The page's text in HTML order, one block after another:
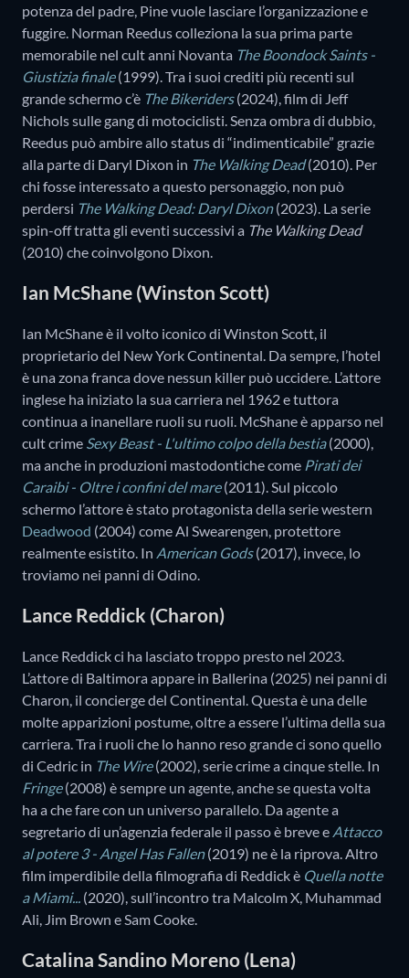
potenza del padre, Pine vuole lasciare l’organizzazione e
fuggire. Norman Reedus colleziona la sua prima parte
memorabile nel cult anni Novanta The Boondock Saints -
Giustizia finale(1999). Tra i suoi crediti più recenti sul
grande schermo c’è The Bikeriders(2024), film di Jeff
Nichols sulle gang di motociclisti. Senza ombra di dubbio,
Reedus può ambire allo status di “indimenticabile” grazie
alla parte di Daryl Dixon in The Walking Dead(2010). Per
chi fosse interessato a questo personaggio, non può
perdersi The Walking Dead: Daryl Dixon(2023). La serie
spin-off tratta gli eventi successivi a The Walking Dead
(2010) che coinvolgono Dixon.
Ian McShane (Winston Scott)
Ian McShane è il volto iconico di Winston Scott, il
proprietario del New York Continental. Da sempre, l’hotel
è una zona franca dove nessun killer può uccidere. L’attore
inglese ha iniziato la sua carriera nel 1962 e tuttora
continua a inanellare ruoli su ruoli. McShane è apparso nel
cult crime Sexy Beast - L'ultimo colpo della bestia(2000),
ma anche in produzioni mastodontiche come Pirati dei
Caraibi - Oltre i confini del mare (2011). Sul piccolo
schermo l’attore è stato protagonista della serie western
Deadwood (2004) come Al Swearengen, protettore
realmente esistito. In American Gods(2017), invece, lo
troviamo nei panni di Odino.
Lance Reddick (Charon)
Lance Reddick ci ha lasciato troppo presto nel 2023.
L’attore di Baltimora appare in Ballerina (2025) nei panni di
Charon, il concierge del Continental. Questa è una delle
molte apparizioni postume, oltre a essere l’ultima della sua
carriera. Tra i ruoli che lo hanno reso grande ci sono quello
di Cedric in The Wire(2002), serie crime a cinque stelle. In
Fringe(2008) è sempre un agente, anche se questa volta
ha a che fare con un universo parallelo. Da agente a
segretario di un’agenzia federale il passo è breve e Attacco
al potere 3 - Angel Has Fallen(2019) ne è la riprova. Altro
film imperdibile della filmografia di Reddick è Quella notte
a Miami... (2020), sull’incontro tra Malcolm X, Muhammad
Ali, Jim Brown e Sam Cooke.
Catalina Sandino Moreno (Lena)